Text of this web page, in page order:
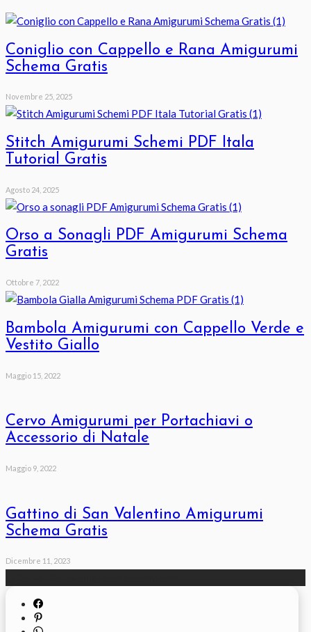
Coniglio con Cappello e Rana Amigurumi
Schema Gratis
Novembre 25, 2025
Stitch Amigurumi Schemi PDF Itala
Tutorial Gratis
Agosto 24, 2025
Orso a Sonagli PDF Amigurumi Schema
Gratis
Ottobre 7, 2022
Bambola Amigurumi con Cappello Verde e
Vestito Giallo
Maggio 15, 2022
Cervo Amigurumi per Portachiavi o
Accessorio di Natale
Maggio 9, 2022
Gattino di San Valentino Amigurumi
Schema Gratis
Dicembre 11, 2023